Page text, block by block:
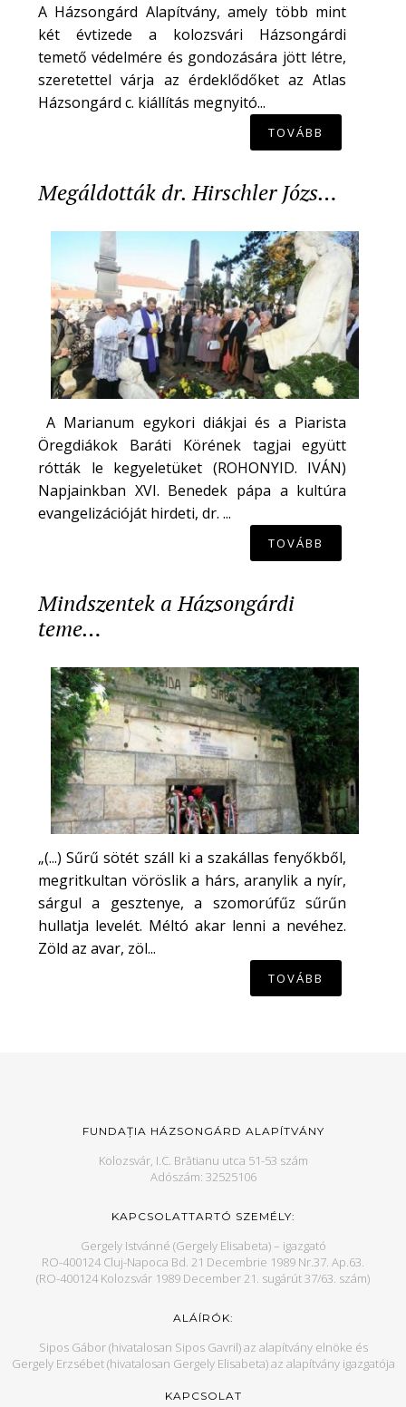
A Házsongárd Alapítvány, amely több mint
két évtizede a kolozsvári Házsongárdi
temető védelmére és gondozására jött létre,
szeretettel várja az érdeklődőket az Atlas
Házsongárd c. kiállítás megnyitó...
TOVÁBB
Megáldották dr. Hirschler Józs…
A Marianum egykori diákjai és a Piarista
Öregdiákok Baráti Körének tagjai együtt
rótták le kegyeletüket (ROHONYID. IVÁN)
Napjainkban XVI. Benedek pápa a kultúra
evangelizációját hirdeti, dr. ...
TOVÁBB
Mindszentek a Házsongárdi
teme…
„(...) Sűrű sötét száll ki a szakállas fenyőkből,
megritkultan vöröslik a hárs, aranylik a nyír,
sárgul a gesztenye, a szomorúfűz sűrűn
hullatja levelét. Méltó akar lenni a nevéhez.
Zöld az avar, zöl...
TOVÁBB
FUNDAȚIA HÁZSONGÁRD ALAPÍTVÁNY
Kolozsvár, I.C. Brătianu utca 51-53 szám
Adószám: 32525106
KAPCSOLATTARTÓ SZEMÉLY:
Gergely Istvánné (Gergely Elisabeta) – igazgató
RO-400124 Cluj-Napoca Bd. 21 Decembrie 1989 Nr.37. Ap.63.
(RO-400124 Kolozsvár 1989 December 21. sugárút 37/63. szám)
ALÁÍRÓK:
Sipos Gábor (hivatalosan Sipos Gavril) az alapítvány elnöke és
Gergely Erzsébet (hivatalosan Gergely Elisabeta) az alapítvány igazgatója
KAPCSOLAT